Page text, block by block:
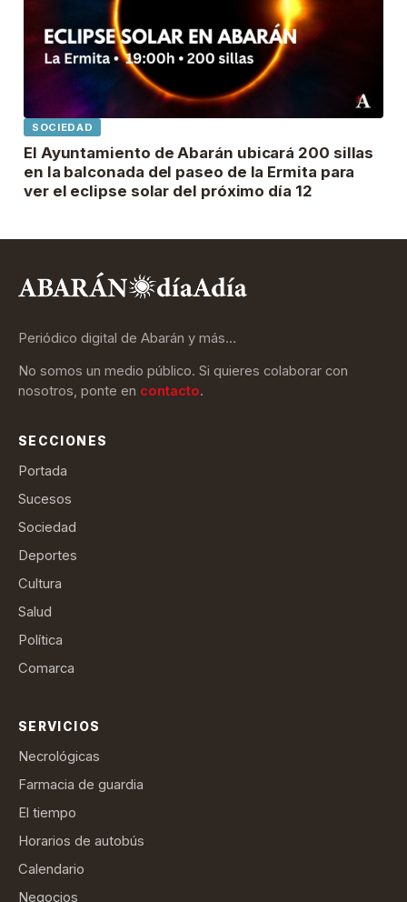
SOCIEDAD
El Ayuntamiento de Abarán ubicará 200 sillas
en la balconada del paseo de la Ermita para
ver el eclipse solar del próximo día 12
Periódico digital de Abarán y más…
No somos un medio público. Si quieres colaborar con
nosotros, ponte en contacto.
SECCIONES
Portada
Sucesos
Sociedad
Deportes
Cultura
Salud
Política
Comarca
SERVICIOS
Necrológicas
Farmacia de guardia
El tiempo
Horarios de autobús
Calendario
Negocios